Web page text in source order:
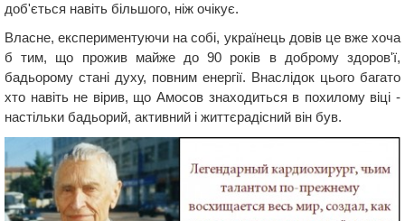
доб'ється навіть більшого, ніж очікує.
Власне, експериментуючи на собі, українець довів це вже хоча
б тим, що прожив майже до 90 років в доброму здоров'ї,
бадьорому стані духу, повним енергії. Внаслідок цього багато
хто навіть не вірив, що Амосов знаходиться в похилому віці -
настільки бадьорий, активний і життєрадісний він був.